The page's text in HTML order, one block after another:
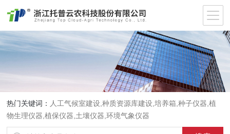
热门关键词： 人工气候室建设,种质资源库建设,培养箱,种子仪器,植
物生理仪器,植保仪器,土壤仪器,环境气象仪器